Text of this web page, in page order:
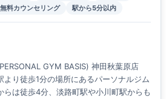
無料カウンセリング 駅から5分以内
GYM BASIS) 神田秋葉原店
より徒歩1分の場所にあるパーソナルジム
らは徒歩4分、淡路町駅や小川町駅からも